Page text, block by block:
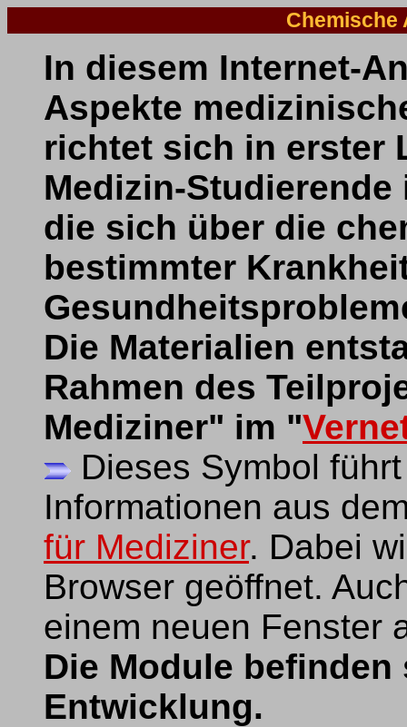
Chemische
In diesem Internet-
Aspekte
richtet sich in erster
Medizin-
die sich über die
bestimmter
Die Materialien
Rahmen des
Mediziner" im "
Dieses Symbol
Informationen aus
für Mediziner. Dabei
Browser geöffnet.
einem neuen Fenster
Die Module
Entwicklung.